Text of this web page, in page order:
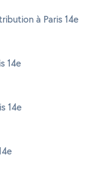
à Paris 14e
14e
14e